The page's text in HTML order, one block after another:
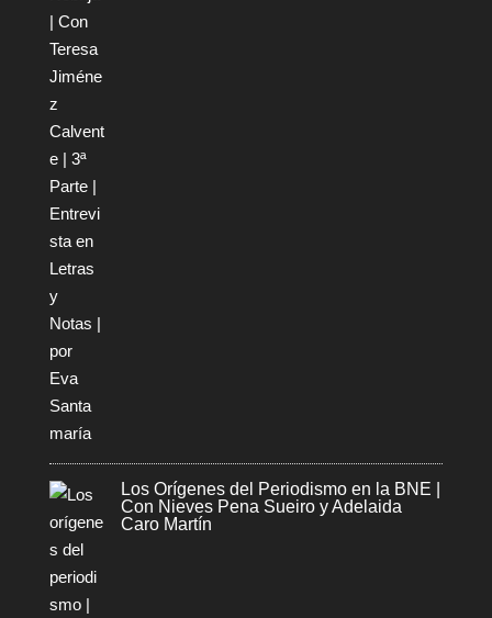
Los Orígenes del Periodismo en la BNE |
Con Nieves Pena Sueiro y Adelaida
Caro Martín